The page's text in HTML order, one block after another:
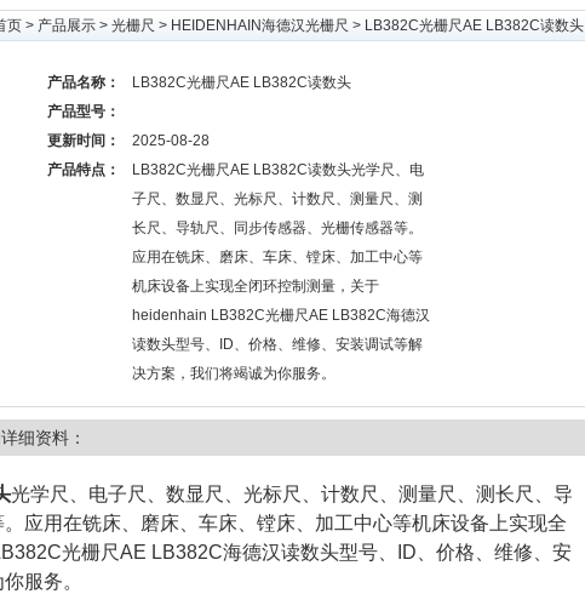
页 > 产品展示 > 光栅尺 > HEIDENHAIN海德汉光栅尺 > LB382C光栅尺AE LB382C读数头
产品名称：
LB382C光栅尺AE LB382C读数头
产品型号：
更新时间：
2025-08-28
产品特点：
LB382C光栅尺AE LB382C读数头光学尺、电
子尺、数显尺、光标尺、计数尺、测量尺、测
长尺、导轨尺、同步传感器、光栅传感器等。
应用在铣床、磨床、车床、镗床、加工中心等
机床设备上实现全闭环控制测量，关于
heidenhain LB382C光栅尺AE LB382C海德汉
读数头型号、ID、价格、维修、安装调试等解
决方案，我们将竭诚为你服务。
细资料：
光学尺、电子尺、数显尺、光标尺、计数尺、测量尺、测长尺、导
应用在铣床、磨床、车床、镗床、加工中心等机床设备上实现全
光栅尺AE LB382C海德汉读数头型号、ID、价格、维修、安
服务。